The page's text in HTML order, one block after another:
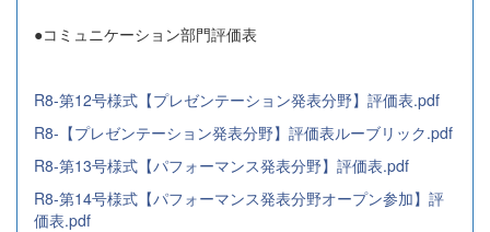
●コミュニケーション部門評価表
R8-第12号様式【プレゼンテーション発表分野】評価表.pdf
R8-【プレゼンテーション発表分野】評価表ルーブリック.pdf
R8-第13号様式【パフォーマンス発表分野】評価表.pdf
R8-第14号様式【パフォーマンス発表分野オープン参加】評
価表.pdf